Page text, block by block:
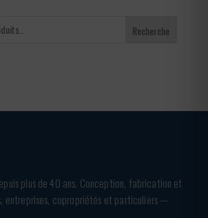
Recherche
plus de 40 ans. Conception, fabrication et
entreprises, copropriétés et particuliers —